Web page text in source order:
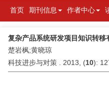
首页 期刊信息 作者中心
复杂产品系统研发项目知识转
楚岩枫;黄晓琼
科技进步与对策 . 2013, (10):